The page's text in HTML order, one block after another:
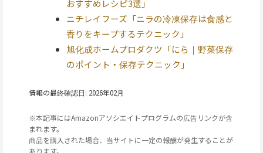
おすすめレシピ3選」
ニチレイフーズ「ニラの冷凍保存は食感と
香りをキープするテクニック」
旭化成ホームプロダクツ「にら｜野菜保存
のポイント・保存テクニック」
情報の最終確認日: 2026年02月
※本記事にはAmazonアソシエイトプログラムの広告リンクが含
まれます。
商品を購入された場合、当サイトに一定の報酬が発生することが
あります。